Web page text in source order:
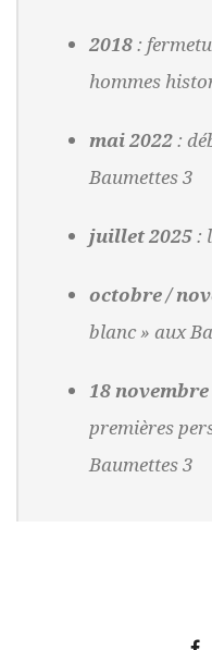
2018:
hommes
mai 2022:
Baumettes 3
juillet 2025:
octobre /
blanc » aux
18 novembre
premières
Baumettes 3